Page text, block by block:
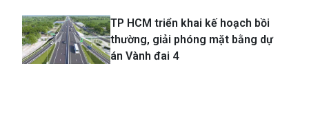
TP HCM triển khai kế hoạch bồi
thường, giải phóng mặt bằng dự
án Vành đai 4